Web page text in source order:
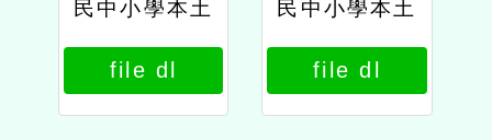
民中小學本土
教育整體推動
方案―113年
度閩南文化嘉
file dl
民中小學本土
教育整體推動
方案―113年
度閩南文化嘉
file dl